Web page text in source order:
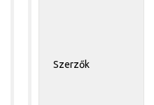
Szerzők